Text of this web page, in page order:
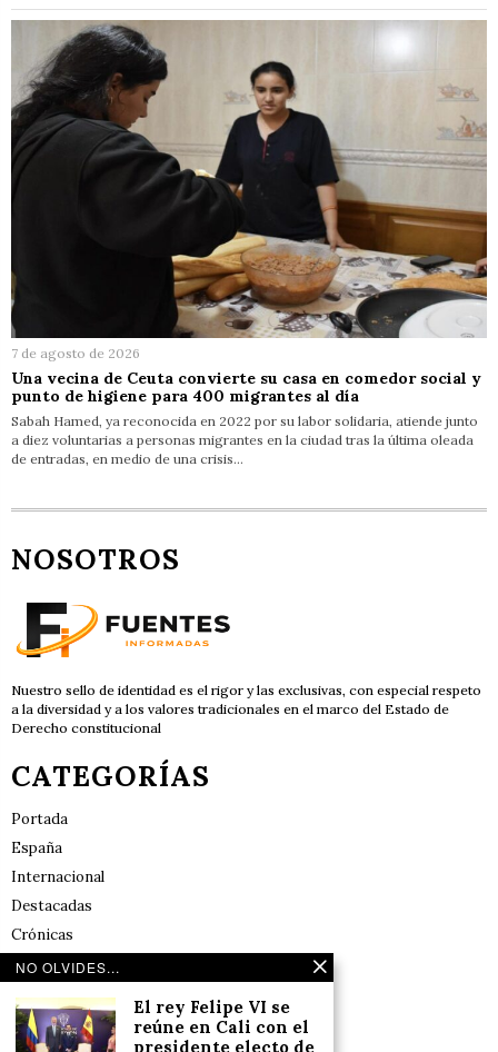
7 de agosto de 2026
Una vecina de Ceuta convierte su casa en comedor social y
punto de higiene para 400 migrantes al día
Sabah Hamed, ya reconocida en 2022 por su labor solidaria, atiende junto
a diez voluntarias a personas migrantes en la ciudad tras la última oleada
de entradas, en medio de una crisis…
NOSOTROS
Nuestro sello de identidad es el rigor y las exclusivas, con especial respeto
a la diversidad y a los valores tradicionales en el marco del Estado de
Derecho constitucional
CATEGORÍAS
Portada
España
Internacional
Destacadas
Crónicas
Noticias de deportes en España
Reflexiones
NO OLVIDES...
El rey Felipe VI se
reúne en Cali con el
presidente electo de